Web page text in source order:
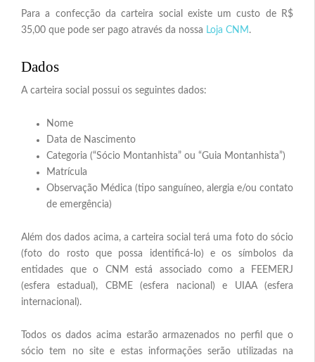
Para a confecção da carteira social existe um custo de R$
35,00 que pode ser pago através da nossa Loja CNM .
Dados
A carteira social possui os seguintes dados:
Nome
Data de Nascimento
Categoria (“Sócio Montanhista” ou “Guia Montanhista”)
Matrícula
Observação Médica (tipo sanguíneo, alergia e/ou contato
de emergência)
Além dos dados acima, a carteira social terá uma foto do sócio
(foto do rosto que possa identificá-lo) e os símbolos da
entidades que o CNM está associado como a FEEMERJ
(esfera estadual), CBME (esfera nacional) e UIAA (esfera
internacional).
Todos os dados acima estarão armazenados no perfil que o
sócio tem no site e estas informações serão utilizadas na